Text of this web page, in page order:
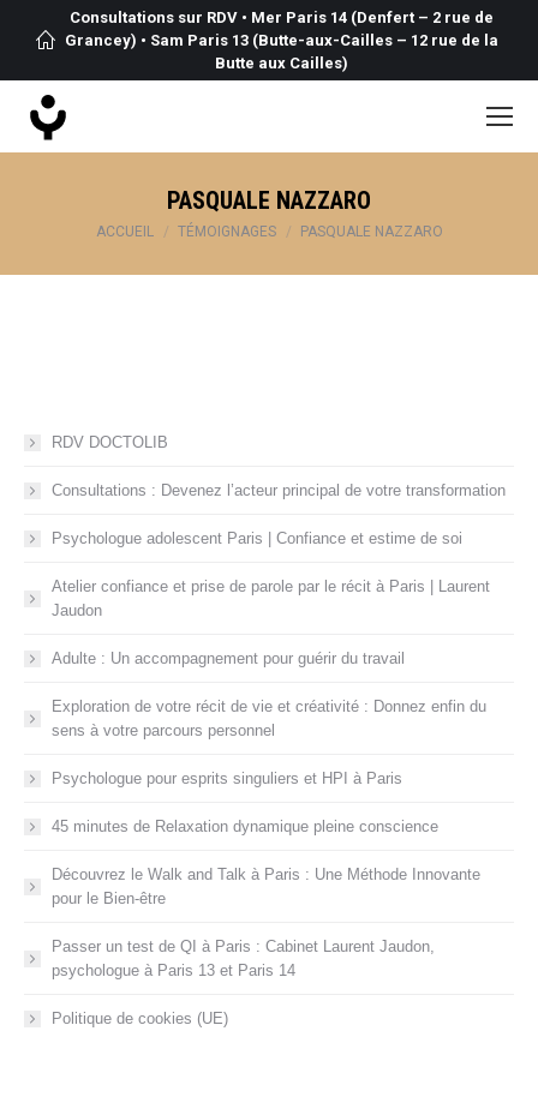
Consultations sur RDV • Mer Paris 14 (Denfert – 2 rue de
Grancey) • Sam Paris 13 (Butte-aux-Cailles – 12 rue de la
Butte aux Cailles)
PASQUALE NAZZARO
Vous êtes ici :
ACCUEIL TÉMOIGNAGES PASQUALE NAZZARO
RDV DOCTOLIB
Consultations : Devenez l’acteur principal de votre transformation
Psychologue adolescent Paris | Confiance et estime de soi
Atelier confiance et prise de parole par le récit à Paris | Laurent
Jaudon
Adulte : Un accompagnement pour guérir du travail
Exploration de votre récit de vie et créativité : Donnez enfin du
sens à votre parcours personnel
Psychologue pour esprits singuliers et HPI à Paris
45 minutes de Relaxation dynamique pleine conscience
Découvrez le Walk and Talk à Paris : Une Méthode Innovante
pour le Bien-être
Passer un test de QI à Paris : Cabinet Laurent Jaudon,
psychologue à Paris 13 et Paris 14
Politique de cookies (UE)